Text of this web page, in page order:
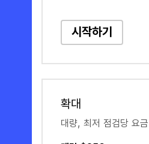
시작하기
확대
대량, 최저 점검당 요금